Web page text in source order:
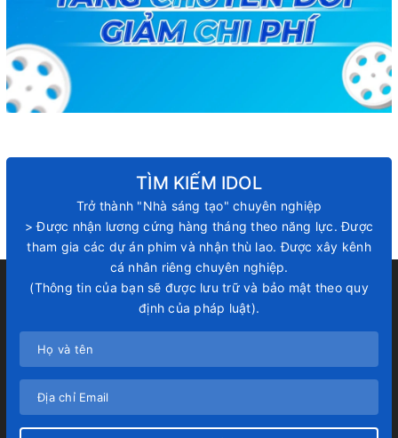
TÌM KIẾM IDOL
Trở thành "Nhà sáng tạo" chuyên nghiệp
> Được nhận lương cứng hàng tháng theo năng lực. Được
tham gia các dự án phim và nhận thù lao. Được xây kênh
cá nhân riêng chuyên nghiệp.
(Thông tin của bạn sẽ được lưu trữ và bảo mật theo quy
định của pháp luật).